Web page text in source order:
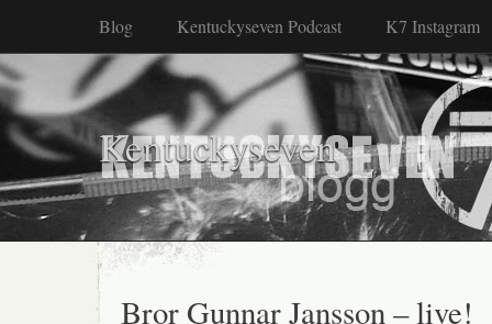
Blog Kentuckyseven Podcast K7 Instagram
Kentuckyseven
Bror Gunnar Jansson – live!